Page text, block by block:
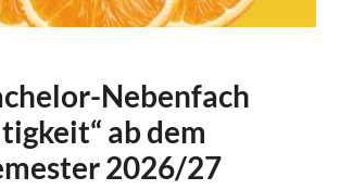
Nebenfach
ab dem
2026/27